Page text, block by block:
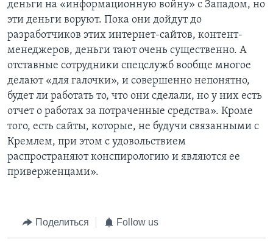
деньги на «информационную войну» с Западом, но
эти деньги воруют. Пока они дойдут до
разработчиков этих интернет-сайтов, контент-
менеджеров, деньги тают очень существенно. А
отставные сотрудники спецслужб вообще многое
делают «для галочки», и совершенно непонятно,
будет ли работать то, что они сделали, но у них есть
отчет о работах за потраченные средства». Кроме
того, есть сайты, которые, не будучи связанными с
Кремлем, при этом с удовольствием
распространяют конспирологию и являются ее
приверженцами».
Поделиться Follow us